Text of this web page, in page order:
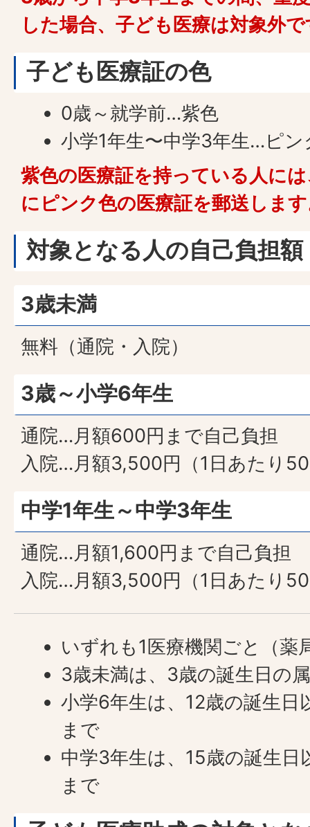
した場合、子ども医療は対象外
子ども医療証の色
0歳～就学前…紫色
小学1年生〜中学3年生…ピン
紫色の医療証を持っている人に
にピンク色の医療証を郵送しま
対象となる人の自己負担額
3歳未満
無料（通院・入院）
3歳～小学6年生
通院…月額600円まで自己負担
入院…月額3,500円（1日あたり
中学1年生～中学3年生
通院…月額1,600円まで自己負担
入院…月額3,500円（1日あたり
いずれも1医療機関ごと（薬
3歳未満は、3歳の誕生日の
小学6年生は、12歳の誕生日
まで
中学3年生は、15歳の誕生日
まで